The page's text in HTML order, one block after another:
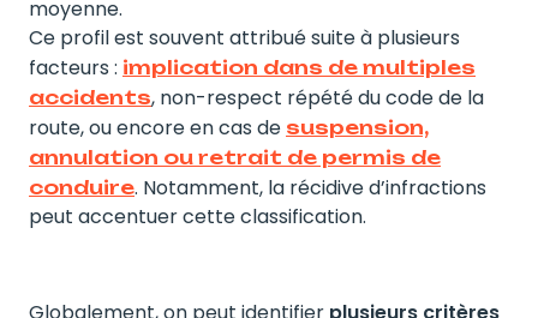
moyenne.
Ce profil est souvent attribué suite à plusieurs
facteurs : implication dans de multiples
accidents, non-respect répété du code de la
route, ou encore en cas de suspension,
annulation ou retrait de permis de
conduire. Notamment, la récidive d’infractions
peut accentuer cette classification.